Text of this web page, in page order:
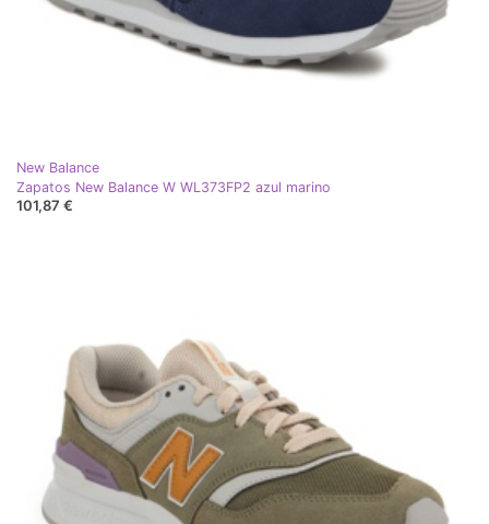
New Balance
Zapatos New Balance W WL373FP2 azul marino
101,87 €